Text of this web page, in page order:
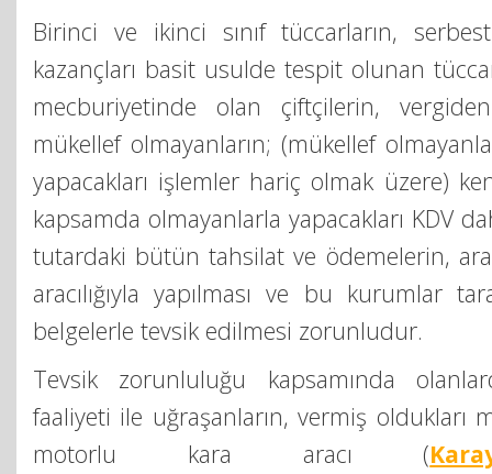
Birinci ve ikinci sınıf tüccarların,
kazançları basit usulde tespit olunan
mecburiyetinde olan çiftçilerin,
mükellef olmayanların; (mükellef
yapacakları işlemler hariç olmak üzere)
kapsamda olmayanlarla yapacakları KDV
tutardaki bütün tahsilat ve ödemelerin,
aracılığıyla yapılması ve bu kurumlar
belgelerle tevsik edilmesi zorunludur.
Tevsik zorunluluğu kapsamında
faaliyeti ile uğraşanların, vermiş oldukları
motorlu kara aracı (